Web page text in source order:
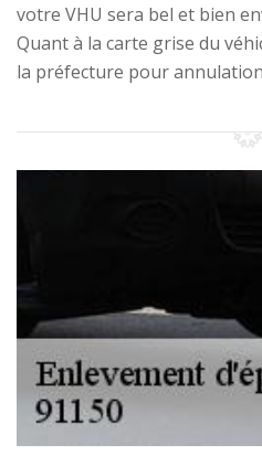
votre VHU sera bel et bien
Quant à la carte grise du
la préfecture pour